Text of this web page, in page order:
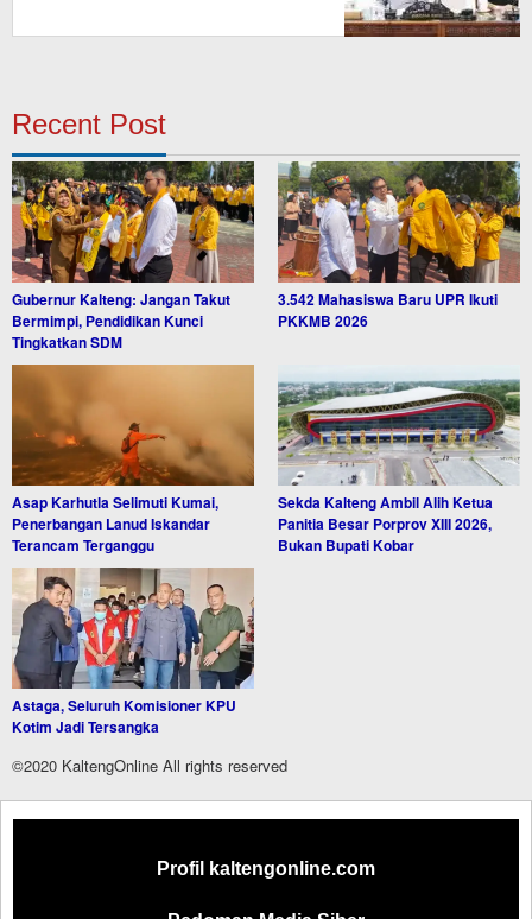
Recent Post
Gubernur Kalteng: Jangan Takut
Bermimpi, Pendidikan Kunci
Tingkatkan SDM
3.542 Mahasiswa Baru UPR Ikuti
PKKMB 2026
Asap Karhutla Selimuti Kumai,
Penerbangan Lanud Iskandar
Terancam Terganggu
Sekda Kalteng Ambil Alih Ketua
Panitia Besar Porprov XIII 2026,
Bukan Bupati Kobar
Astaga, Seluruh Komisioner KPU
Kotim Jadi Tersangka
©2020 KaltengOnline All rights reserved
Profil kaltengonline.com